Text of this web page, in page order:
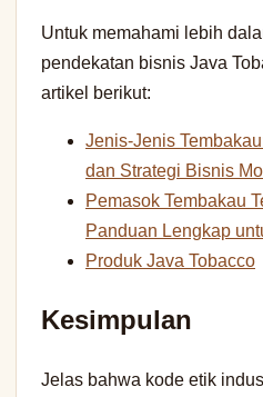
Untuk memahami lebih
pendekatan bisnis Java
artikel berikut:
Jenis-Jenis
dan Strategi Bisnis
Pemasok Tembakau
Panduan Lengkap
Produk Java Tobacco
Kesimpulan
Jelas bahwa kode etik